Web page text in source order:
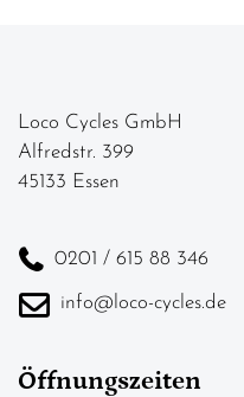
Loco Cycles GmbH
Alfredstr. 399
45133 Essen
0201 / 615 88 346
info@loco-cycles.de
Öffnungszeiten